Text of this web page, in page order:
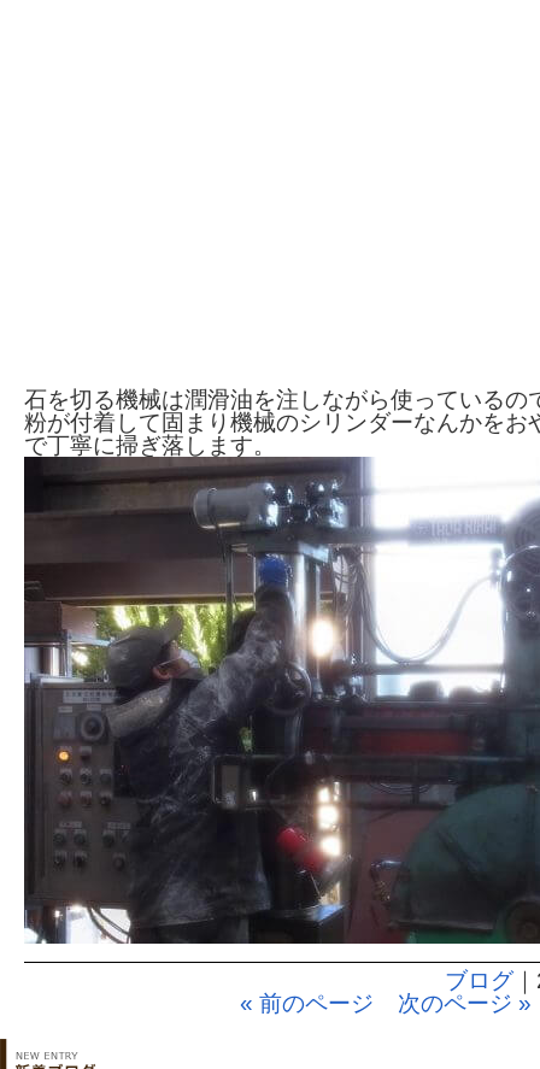
石を切る機械は潤滑油を注しながら使っているの
粉が付着して固まり機械のシリンダーなんかをお
で丁寧に掃ぎ落します。
ブログ
« 前のページ
次のページ »